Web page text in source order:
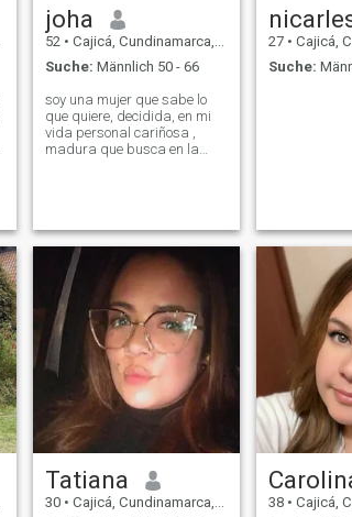
joha
52 • Cajicá, Cundinamarca, Kolumbien
Suche: Männlich 50 - 66
soy una mujer que sabe lo
que quiere, decidida, en mi
vida personal cariñosa ,
madura que busca en la
27 • Cajicá,
Suche:
Tatiana
30 • Cajicá, Cundinamarca, Kolumbien
38 • Cajicá,